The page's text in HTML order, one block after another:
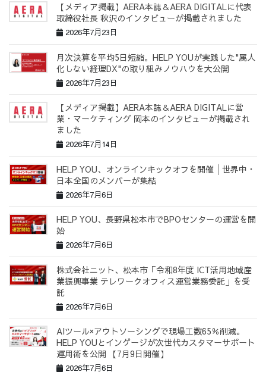
【メディア掲載】AERA本誌＆AERA DIGITALに代表
取締役社長 秋沢のインタビューが掲載されました
2026年7月23日
月次決算を平均5日短縮。HELP YOUが実践した"属人
化しない経理DX"の取り組みノウハウを大公開
2026年7月23日
【メディア掲載】AERA本誌＆AERA DIGITALに営
業・マーケティング 岡本のインタビューが掲載され
ました
2026年7月14日
HELP YOU、オンラインキックオフを開催│世界中・
日本全国のメンバーが集結
2026年7月6日
HELP YOU、長野県松本市でBPOセンターの運営を開
始
2026年7月6日
株式会社ニット、松本市「令和8年度 ICT活用地域産
業振興事業 テレワークオフィス運営業務委託」を受
託
2026年7月6日
AIツール×アウトソーシングで現場工数65％削減。
HELP YOUとインゲージが次世代カスタマーサポート
運用術を公開 【7月9日開催】
2026年7月6日